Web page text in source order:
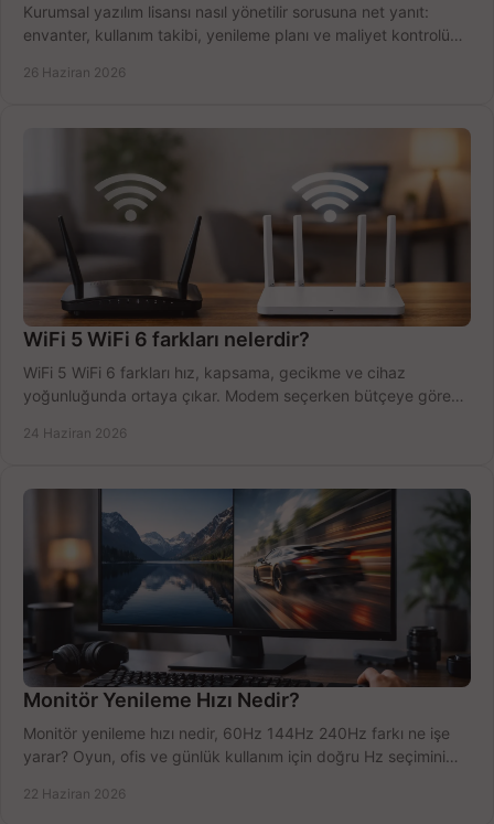
Kurumsal yazılım lisansı nasıl yönetilir sorusuna net yanıt:
envanter, kullanım takibi, yenileme planı ve maliyet kontrolü
26 Haziran 2026
WiFi 5 WiFi 6 farkları nelerdir?
WiFi 5 WiFi 6 farkları hız, kapsama, gecikme ve cihaz
yoğunluğunda ortaya çıkar. Modem seçerken bütçeye göre
24 Haziran 2026
Monitör Yenileme Hızı Nedir?
Monitör yenileme hızı nedir, 60Hz 144Hz 240Hz farkı ne işe
yarar? Oyun, ofis ve günlük kullanım için doğru Hz seçimini
22 Haziran 2026